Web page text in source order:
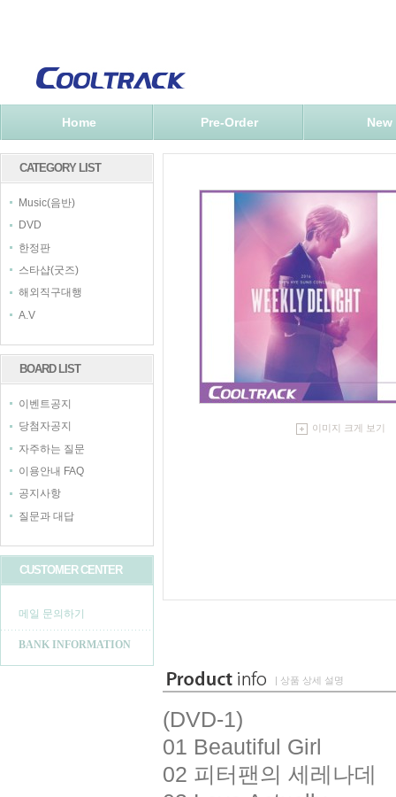
Home Pre-Order New
CATEGORY LIST
Music(음반)
DVD
한정판
스타샵(굿즈)
해외직구대행
A.V
BOARD LIST
이벤트공지
당첨자공지
자주하는 질문
이용안내 FAQ
공지사항
질문과 대답
CUSTOMER CENTER
메일 문의하기
BANK INFORMATION
이미지 크게 보기
| 상품 상세 설명
(DVD-1)
01 Beautiful Girl
02 피터팬의 세레나데